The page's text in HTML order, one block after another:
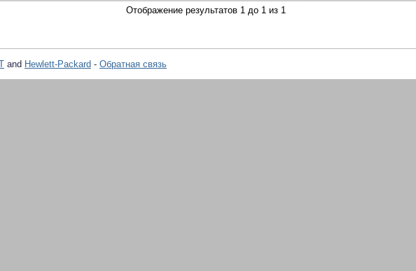
Отображение результатов 1 до 1 из 1
and Hewlett-Packard - Обратная связь